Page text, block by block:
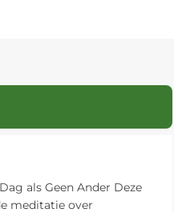
als Geen Ander Deze
meditatie over